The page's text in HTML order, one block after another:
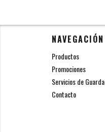
NAVEGACIÓN
Productos
Promociones
Servicios de Guarda
Contacto